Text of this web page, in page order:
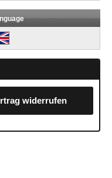
widerrufen